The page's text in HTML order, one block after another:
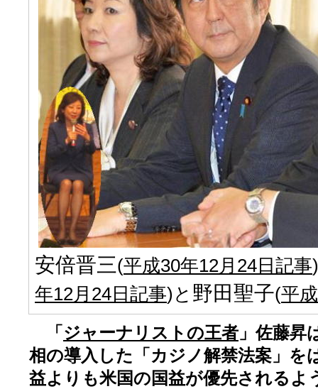
安倍晋三(平成30年12月24日記事
年12月24日記事)と 野田聖子(平
「 ジャーナリストの王者 」佐藤昇
相の導入した「カジノ解禁法案」を
益よりも米国の国益が優先されるよ